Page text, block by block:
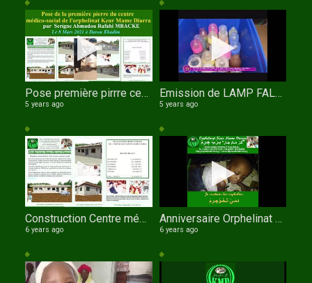
Pose première pirrre centre médico social Orphelinat Keur Mame Diarrade TOUBA
5 years ago
Emission de LAMP FALL TV sur l'orphelinat Keur Mame Diarra avec Serigne Fallou NDIAYE comme invité
5 years ago
Construction Centre médico social OKMD
6 years ago
Anniversaire Orphelinat Keur Mame Diarra le 11 Novembre 2020
6 years ago